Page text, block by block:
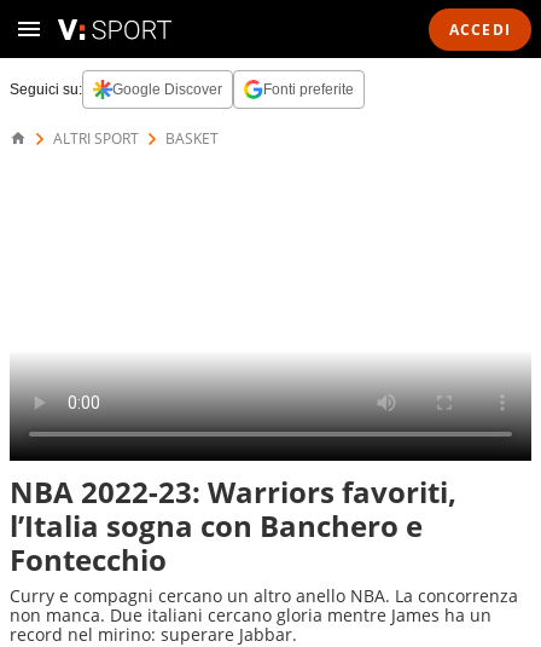
ACCEDI
Seguici su: Google Discover Fonti preferite
ALTRI SPORT BASKET
NBA 2022-23: Warriors favoriti,
l’Italia sogna con Banchero e
Fontecchio
Curry e compagni cercano un altro anello NBA. La concorrenza
non manca. Due italiani cercano gloria mentre James ha un
record nel mirino: superare Jabbar.